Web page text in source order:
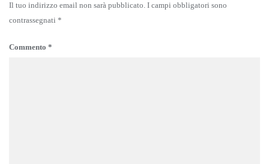
Il tuo indirizzo email non sarà pubblicato. I campi obbligatori sono
contrassegnati *
Commento *